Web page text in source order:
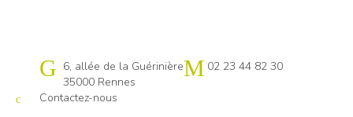
Cap emploi 35
6, allée de la Guérinière
35000 Rennes
02 23 44 82 30
Contactez-nous